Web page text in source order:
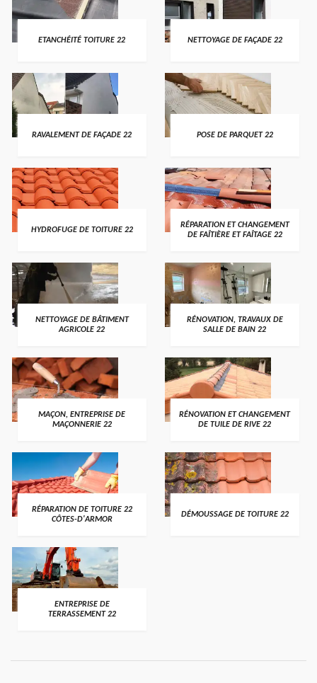
ETANCHÉITÉ TOITURE 22 NETTOYAGE DE FAÇADE 22
RAVALEMENT DE FAÇADE 22 POSE DE PARQUET 22
HYDROFUGE DE TOITURE 22
RÉPARATION ET CHANGEMENT
DE FAÎTIÈRE ET FAÎTAGE 22
NETTOYAGE DE BÂTIMENT
AGRICOLE 22
RÉNOVATION, TRAVAUX DE
SALLE DE BAIN 22
MAÇON, ENTREPRISE DE
MAÇONNERIE 22
RÉNOVATION ET CHANGEMENT
DE TUILE DE RIVE 22
RÉPARATION DE TOITURE 22
CÔTES-D'ARMOR
DÉMOUSSAGE DE TOITURE 22
ENTREPRISE DE
TERRASSEMENT 22